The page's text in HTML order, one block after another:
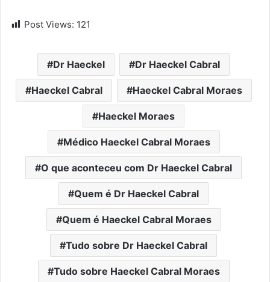
Post Views: 121
Dr Haeckel Dr Haeckel Cabral
Haeckel Cabral Haeckel Cabral Moraes
Haeckel Moraes
Médico Haeckel Cabral Moraes
O que aconteceu com Dr Haeckel Cabral
Quem é Dr Haeckel Cabral
Quem é Haeckel Cabral Moraes
Tudo sobre Dr Haeckel Cabral
Tudo sobre Haeckel Cabral Moraes